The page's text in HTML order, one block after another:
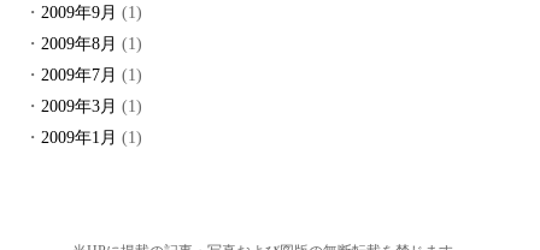
2009年9月 (1)
2009年8月 (1)
2009年7月 (1)
2009年3月 (1)
2009年1月 (1)